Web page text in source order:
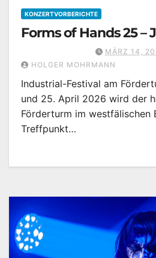
KONZERTVORBERICHTE
Forms of Hands 25 –
MÄRZ 14,
HOLGER MOHRMANN
Industrial-Festival am
und 25. April 2026 wird der
Förderturm im westfälischen
Treffpunkt…